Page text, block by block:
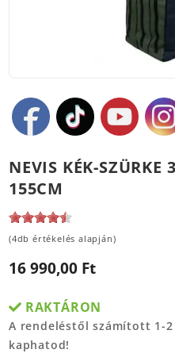
NEVIS KÉK-SZÜRKE
155CM
(4db értékelés alapján)
16 990,00 Ft
RAKTÁRON
A rendeléstől számított 1-
kaphatod!